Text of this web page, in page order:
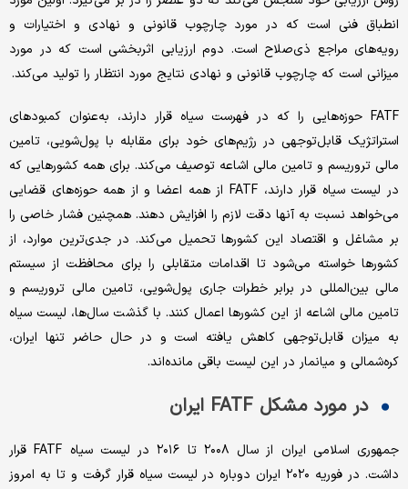
انطباق فنی است که در مورد چارچوب قانونی و نهادی و اختیارات و
رویه‌های مراجع ذی‌صلاح است. دوم ارزیابی اثربخشی است که در مورد
میزانی است که چارچوب قانونی و نهادی نتایج مورد انتظار را تولید می‌کند.
FATF حوزه‌‌‌هایی را که در فهرست سیاه قرار دارند، به‌‌‌عنوان کمبودهای
استراتژیک قابل‌توجهی در رژیم‌‌‌های خود برای مقابله با پول‌شویی، تامین
مالی تروریسم و تامین مالی اشاعه توصیف می‌کند. برای همه کشورهایی که
در لیست سیاه قرار دارند، FATF از همه اعضا و از همه حوزه‌‌‌های قضایی
می‌‌‌خواهد نسبت به آنها دقت لازم را افزایش دهند. همچنین فشار خاصی را
بر مشاغل و اقتصاد این کشورها تحمیل می‌کند. در جدی‌‌‌ترین موارد، از
کشورها خواسته می‌شود تا اقدامات متقابلی را برای محافظت از سیستم
مالی بین‌المللی در برابر خطرات جاری پول‌شویی، تامین مالی تروریسم و
تامین مالی اشاعه از این کشورها اعمال کنند. با گذشت سال‌ها، لیست سیاه
به میزان قابل‌توجهی کاهش یافته است و در حال حاضر تنها ایران،
کره‌شمالی و میانمار در این لیست باقی مانده‌اند.
در مورد مشکل FATF ایران
جمهوری اسلامی ایران از سال ۲۰۰۸ تا ۲۰۱۶ در لیست سیاه FATF قرار
داشت. در فوریه ۲۰۲۰ ایران دوباره در لیست سیاه قرار گرفت و تا به امروز